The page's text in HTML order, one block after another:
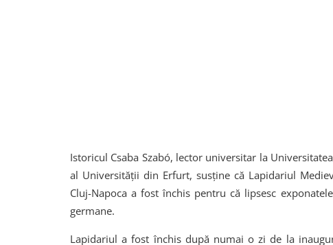
Istoricul Csaba Szabó, lector universitar la
al Universității din Erfurt, susține că Lapidariul
Cluj-Napoca a fost închis pentru că lipsesc
germane.
Lapidariul a fost închis după numai o zi de la